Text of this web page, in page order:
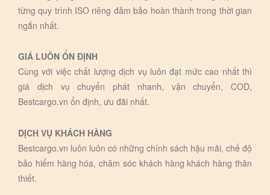
từng quy trình ISO riêng đảm bảo hoàn thành trong thời gian
ngắn nhất.
GIÁ LUÔN ỔN ĐỊNH
Cùng với việc chất lượng dịch vụ luôn đạt mức cao nhất thì
giá dịch vụ chuyển phát nhanh, vận chuyển, COD,
Bestcargo.vn ổn định, ưu đãi nhất.
DỊCH VỤ KHÁCH HÀNG
Bestcargo.vn luôn luôn có những chính sách hậu mãi, chế độ
bảo hiểm hàng hóa, chăm sóc khách hàng khách hàng thân
thiết.